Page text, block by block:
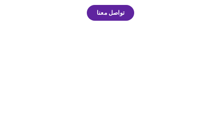
تواصل معنا